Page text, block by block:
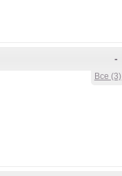
-
Все (3)